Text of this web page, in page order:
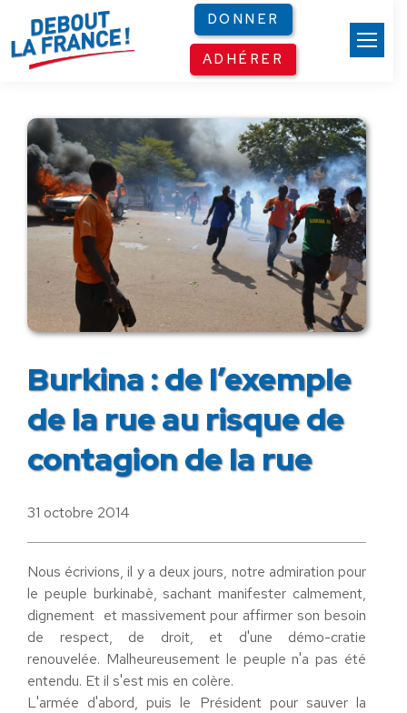
DONNER
ADHÉRER
Burkina : de l’exemple
de la rue au risque de
contagion de la rue
31 octobre 2014
Nous écrivions, il y a deux jours, notre admiration pour
le peuple burkinabè, sachant manifester calmement,
dignement et massivement pour affirmer son besoin
de respect, de droit, et d'une démo-cratie
renouvelée. Malheureusement le peuple n'a pas été
entendu. Et il s'est mis en colère.
L'armée d'abord, puis le Président pour sauver la
Panneau de gestion des cookies